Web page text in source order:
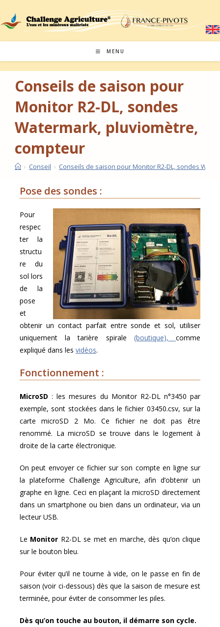
MENU
Conseils de saison pour
Monitor R2-DL, sondes
Watermark, pluviomètre,
compteur
› Conseil › Conseils de saison pour Monitor R2-DL, sondes
Pose des sondes :
Pour
respec
ter la
structu
re du
sol lors
de la
pose
et
obtenir un contact parfait entre sonde et sol, utiliser
uniquement la tarière spirale (boutique),comme
expliqué dans les vidéos.
Fonctionnement :
MicroSD : les mesures du Monitor R2-DL n°3450 par
exemple, sont stockées dans le fichier 03450.csv, sur la
carte microSD 2 Mo. Ce fichier ne doit pas être
renommé. La microSD se trouve dans le logement à
droite de la carte électronique.
On peut envoyer ce fichier sur son compte en ligne sur
la plateforme Challenge Agriculture, afin d’obtenir un
graphe en ligne. Ceci en plaçant la microSD directement
dans un smartphone ou bien dans un ordinateur, via un
lecteur USB.
Le Monitor R2-DL se met en marche, dès qu’on clique
sur le bouton bleu.
Pour éviter qu’il ne tourne à vide, on le passe en fin de
saison (voir ci-dessous) dès que la saison de mesure est
terminée, pour éviter de consommer les piles.
Dès qu’on touche au bouton, il démarre son cycle.